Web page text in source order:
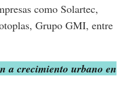
como Solartec,
Grupo GMI, entre
a crecimiento urbano en